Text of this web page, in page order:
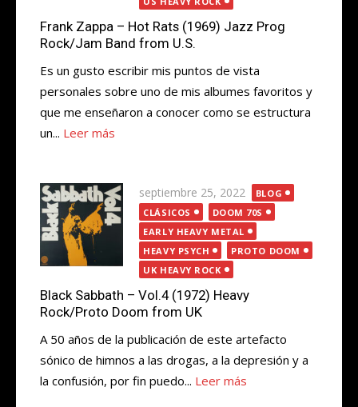
Frank Zappa – Hot Rats (1969) Jazz Prog
Rock/Jam Band from U.S.
Es un gusto escribir mis puntos de vista
personales sobre uno de mis albumes favoritos y
que me enseñaron a conocer como se estructura
un... Leer más
Publicada
el
septiembre 25, 2022
BLOG
CLÁSICOS
DOOM 70S
EARLY HEAVY METAL
HEAVY PSYCH
PROTO DOOM
UK HEAVY ROCK
Black Sabbath – Vol.4 (1972) Heavy
Rock/Proto Doom from UK
A 50 años de la publicación de este artefacto
sónico de himnos a las drogas, a la depresión y a
la confusión, por fin puedo... Leer más